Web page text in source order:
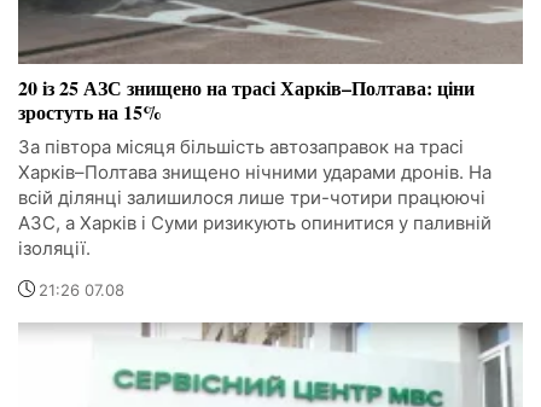
20 із 25 АЗС знищено на трасі Харків–Полтава: ціни
зростуть на 15%
За півтора місяця більшість автозаправок на трасі
Харків–Полтава знищено нічними ударами дронів. На
всій ділянці залишилося лише три-чотири працюючі
АЗС, а Харків і Суми ризикують опинитися у паливній
ізоляції.
21:26 07.08